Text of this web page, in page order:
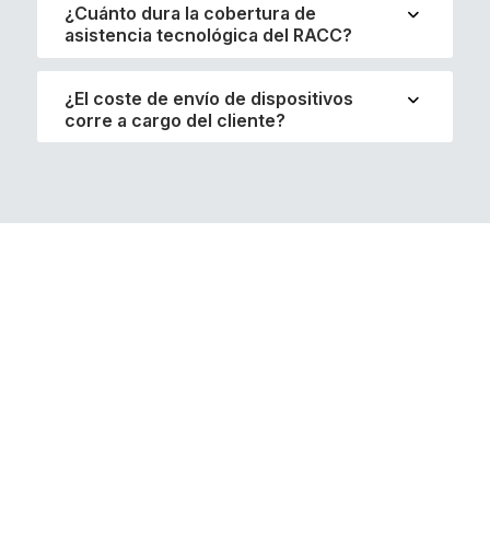
¿Cuánto dura la cobertura de
asistencia tecnológica del RACC?
¿El coste de envío de dispositivos
corre a cargo del cliente?